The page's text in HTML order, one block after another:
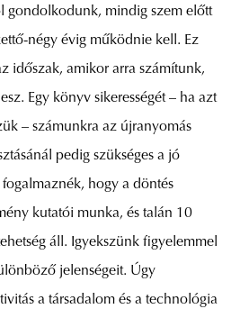
gondolkodunk, mindig szem előtt
négy évig működnie kell. Ez
időszak, amikor arra számítunk,
Egy könyv sikerességét – ha azt
– számunkra az újranyomás
pedig szükséges a jó
hogy a döntés
kutatói munka, és talán 10
áll. Igyekszünk figyelemmel
jelenségeit. Úgy
a társadalom és a technológia